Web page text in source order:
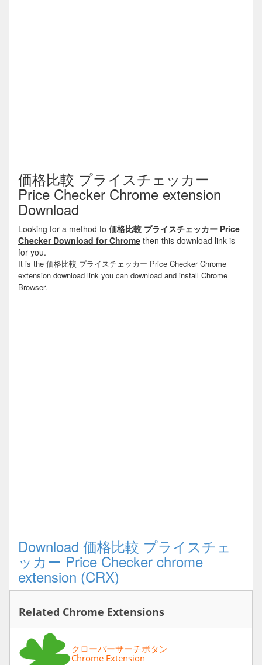
価格比較 プライスチェッカー
Price Checker Chrome extension
Download
Looking for a method to 価格比較 プライスチェッカー Price
Checker Download for Chrome then this download link is
for you.
It is the 価格比較 プライスチェッカー Price Checker Chrome
extension download link you can download and install Chrome
Browser.
Download 価格比較 プライスチェ
ッカー Price Checker chrome
extension (CRX)
Related Chrome Extensions
クローバーサーチボタン
Chrome Extension